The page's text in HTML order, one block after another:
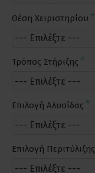
Θέση Χειριστηρίου
Τρόπος Στήριξης
Επιλογή Αλυσίδας
Επιλογή Περιτύλιξης